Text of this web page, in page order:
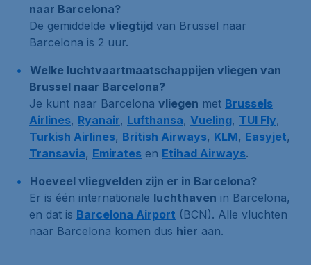
naar Barcelona?
De gemiddelde vliegtijd van Brussel naar
Barcelona is 2 uur.
Welke luchtvaartmaatschappijen vliegen van
Brussel naar Barcelona?
Je kunt naar Barcelona vliegen met Brussels
Airlines, Ryanair, Lufthansa, Vueling, TUI Fly,
Turkish Airlines, British Airways, KLM, Easyjet,
Transavia, Emirates en Etihad Airways.
Hoeveel vliegvelden zijn er in Barcelona?
Er is één internationale luchthaven in Barcelona,
en dat is Barcelona Airport (BCN). Alle vluchten
naar Barcelona komen dus hier aan.